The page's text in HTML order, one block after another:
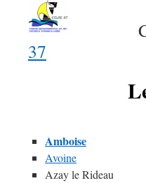
37
Amboise
Avoine
Azay le Rideau